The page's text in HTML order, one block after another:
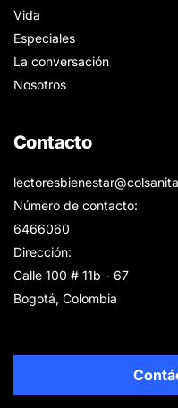
Vida
Especiales
La conversación
Nosotros
Contacto
Número de contacto:
6466060
Dirección:
Calle 100 # 11b - 67
Bogotá, Colombia